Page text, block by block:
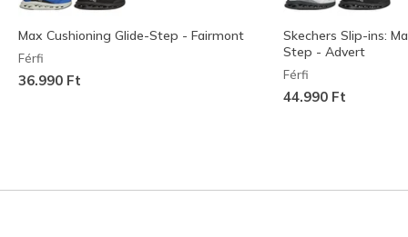
Max Cushioning Glide-Step - Fairmont
Férfi
36.990 Ft
Skechers Slip-ins:
Step - Advert
Férfi
44.990 Ft